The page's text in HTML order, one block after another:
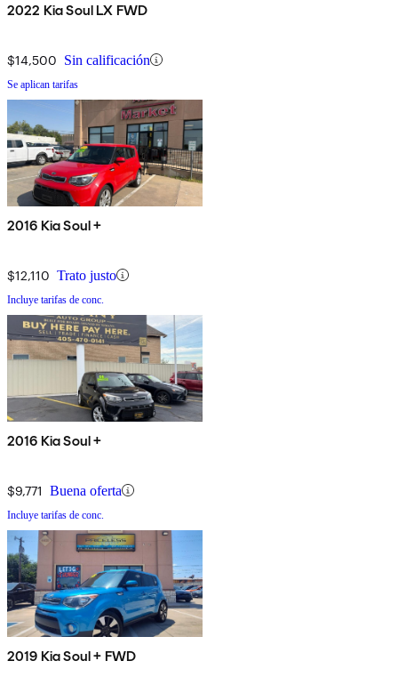
2022 Kia Soul LX FWD
$14,500 Sin calificación
Se aplican tarifas
2016 Kia Soul +
$12,110 Trato justo
Incluye tarifas de conc.
2016 Kia Soul +
$9,771 Buena oferta
Incluye tarifas de conc.
2019 Kia Soul + FWD